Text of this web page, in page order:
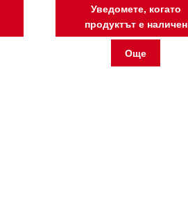
Уведомете, когато
продуктът е наличен
Още